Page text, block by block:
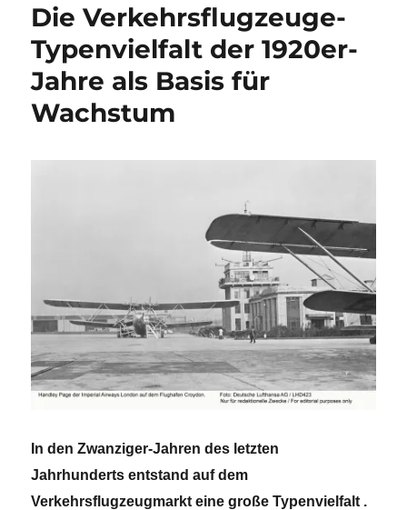
verrückt!
Die
Geburtsstunde
der
Billigflieger
Die Verkehrsflugzeuge-
Typenvielfalt der 1920er-
Jahre als Basis für
Wachstum
In den Zwanziger-Jahren des letzten
Jahrhunderts entstand auf dem
Verkehrsflugzeugmarkt eine große Typenvielfalt .